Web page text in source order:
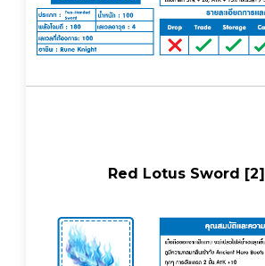
Red Lotus Sword [2]